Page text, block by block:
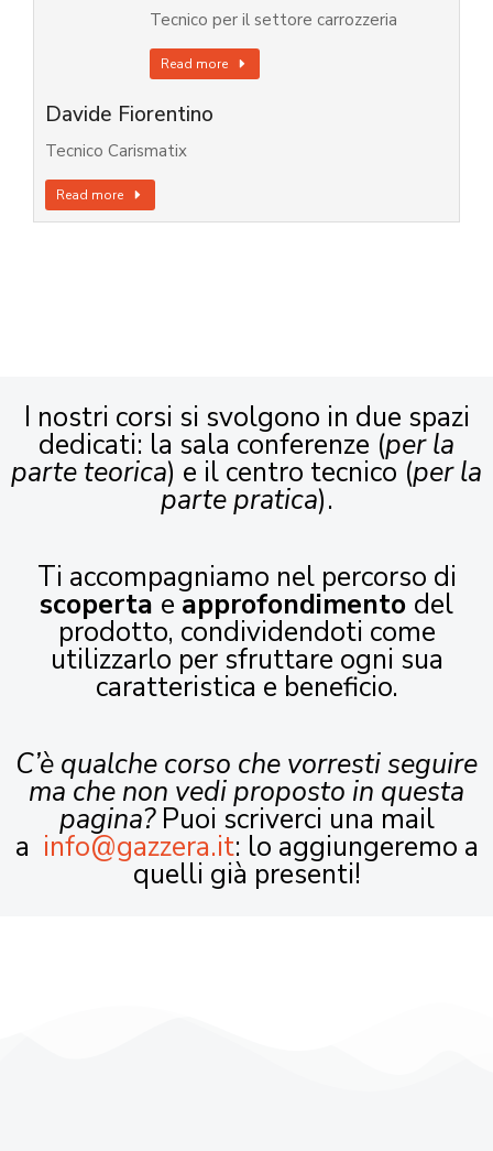
Tecnico per il settore carrozzeria
Read more
Davide Fiorentino
Tecnico Carismatix
Read more
I nostri corsi si svolgono in due spazi
dedicati: la sala conferenze (per la
parte teorica) e il centro tecnico (per la
parte pratica).
Ti accompagniamo nel percorso di
scoperta e approfondimento del
prodotto, condividendoti come
utilizzarlo per sfruttare ogni sua
caratteristica e beneficio.
C’è qualche corso che vorresti seguire
ma che non vedi proposto in questa
pagina?Puoi scriverci una mail
a info@gazzera.it: lo aggiungeremo a
quelli già presenti!